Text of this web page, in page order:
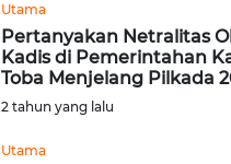
Utama
Pertanyakan Netralitas
Kadis di Pemerintahan
Toba Menjelang Pilkada
2 tahun yang lalu
Utama